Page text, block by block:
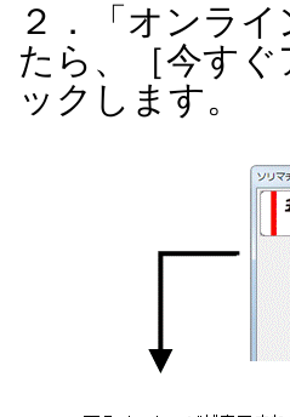
２．「オンラ
たら、［今す
ックします。